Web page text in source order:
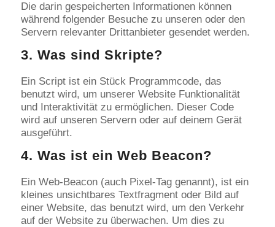
Die darin gespeicherten Informationen können
während folgender Besuche zu unseren oder den
Servern relevanter Drittanbieter gesendet werden.
3. Was sind Skripte?
Ein Script ist ein Stück Programmcode, das
benutzt wird, um unserer Website Funktionalität
und Interaktivität zu ermöglichen. Dieser Code
wird auf unseren Servern oder auf deinem Gerät
ausgeführt.
4. Was ist ein Web Beacon?
Ein Web-Beacon (auch Pixel-Tag genannt), ist ein
kleines unsichtbares Textfragment oder Bild auf
einer Website, das benutzt wird, um den Verkehr
auf der Website zu überwachen. Um dies zu